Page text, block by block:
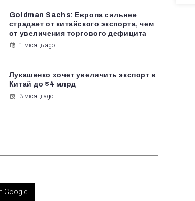
Goldman Sachs: Европа сильнее
страдает от китайского экспорта, чем
от увеличения торгового дефицита
1 місяць ago
Лукашенко хочет увеличить экспорт в
Китай до $4 млрд
3 місяці ago
Google